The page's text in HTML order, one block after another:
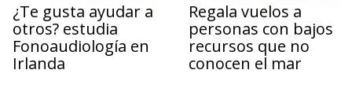
¿Te gusta ayudar a
otros? estudia
Fonoaudiología en
Irlanda
Regala vuelos a
personas con bajos
recursos que no
conocen el mar